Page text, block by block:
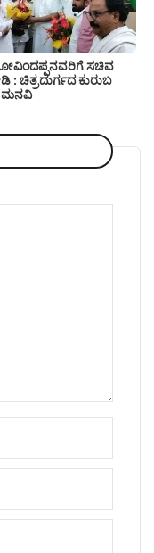
ಸಚಿವ
: ಚಿತ್ರದುರ್ಗದ ಕುರುಬ
ಮನವಿ